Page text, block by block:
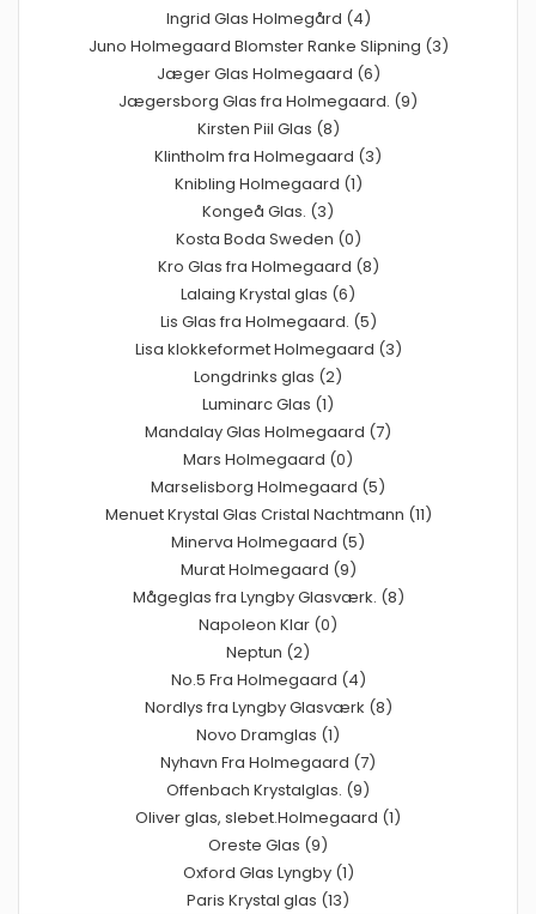
Ingrid Glas Holmegård (4)
Juno Holmegaard Blomster Ranke Slipning (3)
Jæger Glas Holmegaard (6)
Jægersborg Glas fra Holmegaard. (9)
Kirsten Piil Glas (8)
Klintholm fra Holmegaard (3)
Knibling Holmegaard (1)
Kongeå Glas. (3)
Kosta Boda Sweden (0)
Kro Glas fra Holmegaard (8)
Lalaing Krystal glas (6)
Lis Glas fra Holmegaard. (5)
Lisa klokkeformet Holmegaard (3)
Longdrinks glas (2)
Luminarc Glas (1)
Mandalay Glas Holmegaard (7)
Mars Holmegaard (0)
Marselisborg Holmegaard (5)
Menuet Krystal Glas Cristal Nachtmann (11)
Minerva Holmegaard (5)
Murat Holmegaard (9)
Mågeglas fra Lyngby Glasværk. (8)
Napoleon Klar (0)
Neptun (2)
No.5 Fra Holmegaard (4)
Nordlys fra Lyngby Glasværk (8)
Novo Dramglas (1)
Nyhavn Fra Holmegaard (7)
Offenbach Krystalglas. (9)
Oliver glas, slebet.Holmegaard (1)
Oreste Glas (9)
Oxford Glas Lyngby (1)
Paris Krystal glas (13)